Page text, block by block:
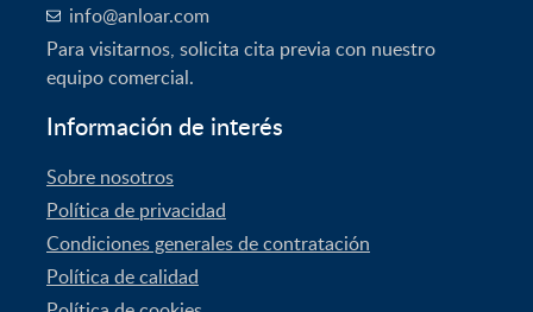
info@anloar.com
Para visitarnos, solicita cita previa con nuestro
equipo comercial.
Información de interés
Sobre nosotros
Política de privacidad
Condiciones generales de contratación
Política de calidad